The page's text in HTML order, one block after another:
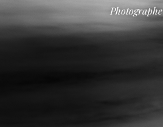
Photographe